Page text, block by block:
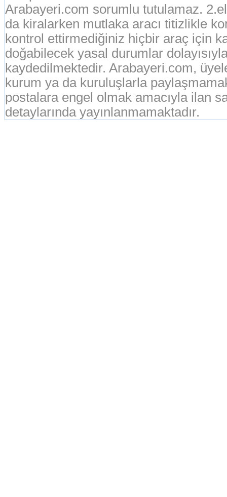
Arabayeri.com sorumlu tutulamaz.
da kiralarken mutlaka aracı titizlikle
kontrol ettirmediğiniz hiçbir araç için
doğabilecek yasal durumlar
kaydedilmektedir. Arabayeri.com,
kurum ya da kuruluşlarla
postalara engel olmak amacıyla ilan
detaylarında yayınlanmamaktadır.